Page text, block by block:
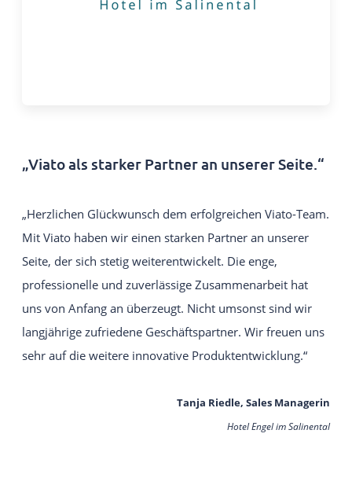
„Viato als starker Partner an unserer Seite.“
„Herzlichen Glückwunsch dem erfolgreichen Viato-Team.
Mit Viato haben wir einen starken Partner an unserer
Seite, der sich stetig weiterentwickelt. Die enge,
professionelle und zuverlässige Zusammenarbeit hat
uns von Anfang an überzeugt. Nicht umsonst sind wir
langjährige zufriedene Geschäftspartner. Wir freuen uns
sehr auf die weitere innovative Produktentwicklung.“
Tanja Riedle, Sales Managerin
Hotel Engel im Salinental